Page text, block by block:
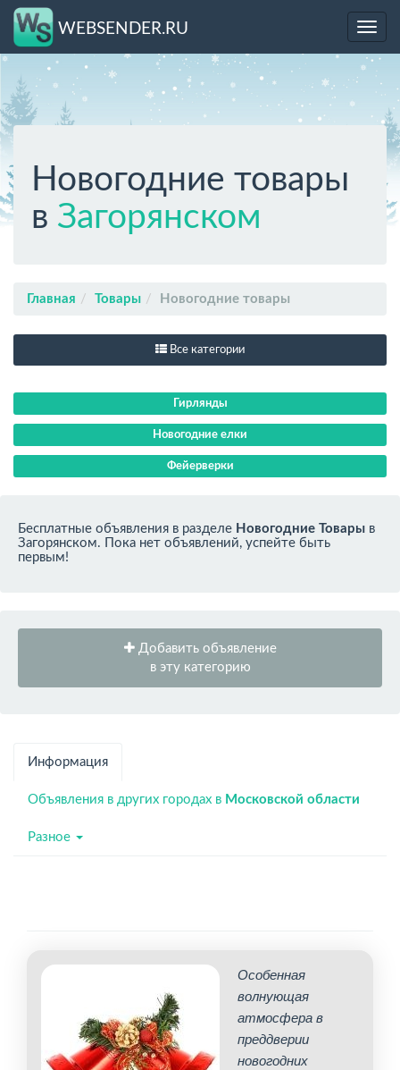
WEBSENDER.RU
Новогодние товары
в Загорянском
Главная Товары Новогодние товары
Все категории
Гирлянды
Новогодние елки
Фейерверки
Бесплатные объявления в разделе Новогодние Товары в
Загорянском. Пока нет объявлений, успейте быть
первым!
Добавить объявление
в эту категорию
Информация
Объявления в других городах в Московской области
Разное
Особенная
волнующая
атмосфера в
преддверии
новогодних